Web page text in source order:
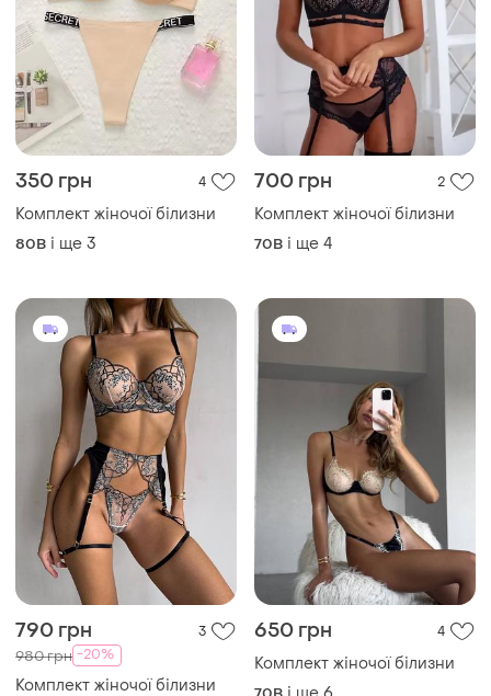
350 грн 4
Комплект жіночої білизни
80B і ще 3
700 грн
Комплект жіночої білизни
і ще 4
790 грн
980 грн -20%
Комплект жіночої білизни
і ще 7
650 грн 4
Комплект жіночої білизни
і ще 6
ТОП оголошень